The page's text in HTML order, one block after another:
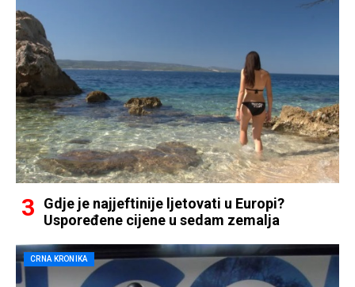
Gdje je najjeftinije ljetovati u Europi?
Uspoređene cijene u sedam zemalja
CRNA KRONIKA